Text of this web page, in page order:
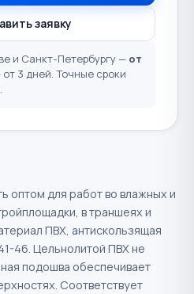
заявку
и Санкт-Петербургу — от
3 дней. Точные сроки
оптом для работ во влажных и
в траншеях и
ПВХ, антискользящая
46. Цельнолитой ПВХ не
подошва обеспечивает
Соответствует